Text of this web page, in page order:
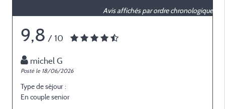
Avis affichés par ordre chronologique
9,8 / 10
michel G
Posté le 18/06/2026
Type de séjour :
En couple senior